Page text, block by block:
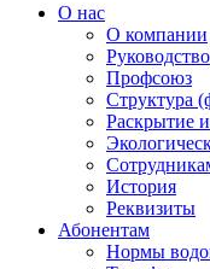
О нас
О компании
Руководство
Профсоюз
Структура
Раскрытие
История
Реквизиты
Абонентам
Нормы